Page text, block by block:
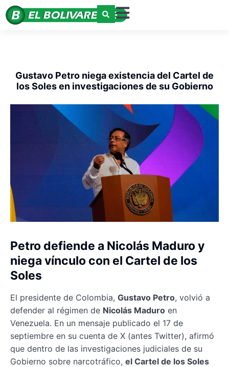
Gustavo Petro niega existencia del Cartel de
los Soles en investigaciones de su Gobierno
Petro defiende a Nicolás Maduro y
niega vínculo con el Cartel de los
Soles
El presidente de Colombia, Gustavo Petro, volvió a
defender al régimen de Nicolás Maduro en
Venezuela. En un mensaje publicado el 17 de
septiembre en su cuenta de X (antes Twitter), afirmó
que dentro de las investigaciones judiciales de su
Gobierno sobre narcotráfico, el Cartel de los Soles